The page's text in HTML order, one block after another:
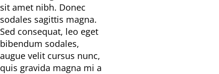
sit amet nibh. Donec
sodales sagittis magna.
Sed consequat, leo eget
bibendum sodales,
augue velit cursus nunc,
quis gravida magna mi a